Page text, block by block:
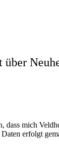
dass mich
erfolgt